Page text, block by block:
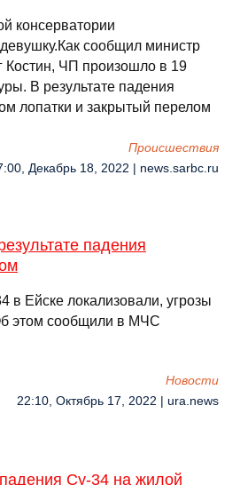
консерватории
сообщил министр
Костин, ЧП произошло в 19
В результате падения
лопатки и закрытый перелом
Происшествия
Декабрь 18, 2022 | news.sarbc.ru
падения
в Ейске локализовали, угрозы
этом сообщили в МЧС
Новости
22:10, Октябрь 17, 2022 | ura.news
Су-34 на жилой